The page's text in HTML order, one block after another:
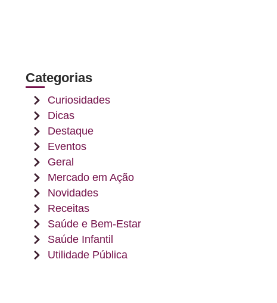
Categorias
Curiosidades
Dicas
Destaque
Eventos
Geral
Mercado em Ação
Novidades
Receitas
Saúde e Bem-Estar
Saúde Infantil
Utilidade Pública